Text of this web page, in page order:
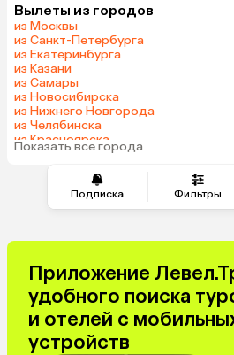
Подписка Фильтры
Вылеты из городов
из Москвы
из Санкт-Петербурга
из Екатеринбурга
из Казани
из Самары
из Новосибирска
из Нижнего Новгорода
из Челябинска
из Красноярска
из Волгограда
Показать все города
Приложение
удобного поиска
и отелей с
устройств